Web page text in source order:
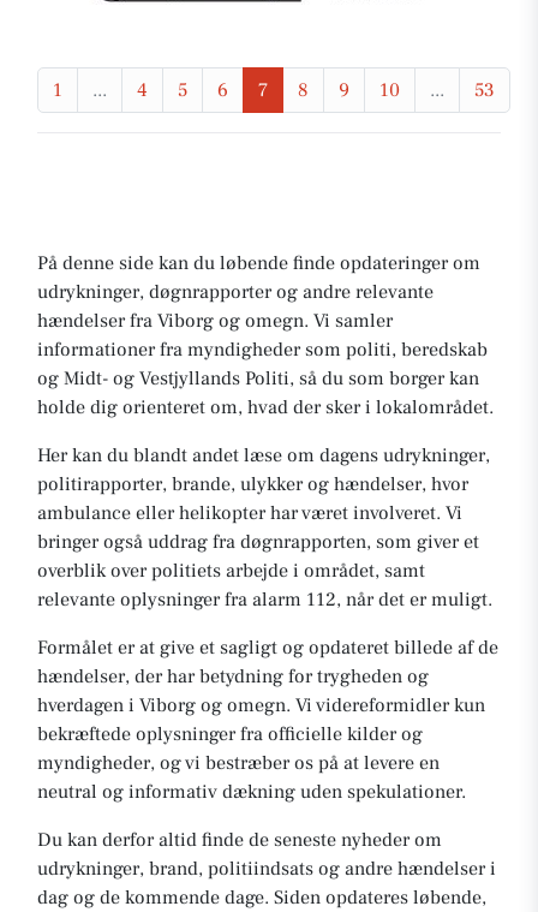
1 ... 4 5 6 7 8 9 10 ... 53
På denne side kan du løbende finde opdateringer om
udrykninger, døgnrapporter og andre relevante
hændelser fra Viborg og omegn. Vi samler
informationer fra myndigheder som politi, beredskab
og Midt- og Vestjyllands Politi, så du som borger kan
holde dig orienteret om, hvad der sker i lokalområdet.
Her kan du blandt andet læse om dagens udrykninger,
politirapporter, brande, ulykker og hændelser, hvor
ambulance eller helikopter har været involveret. Vi
bringer også uddrag fra døgnrapporten, som giver et
overblik over politiets arbejde i området, samt
relevante oplysninger fra alarm 112, når det er muligt.
Formålet er at give et sagligt og opdateret billede af de
hændelser, der har betydning for trygheden og
hverdagen i Viborg og omegn. Vi videreformidler kun
bekræftede oplysninger fra officielle kilder og
myndigheder, og vi bestræber os på at levere en
neutral og informativ dækning uden spekulationer.
Du kan derfor altid finde de seneste nyheder om
udrykninger, brand, politiindsats og andre hændelser i
dag og de kommende dage. Siden opdateres løbende,